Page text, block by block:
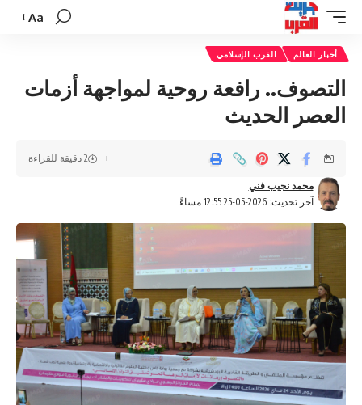
تغيير
Aa
أخبار العالم القرب الإسلامي
التصوف.. رافعة روحية لمواجهة أزمات
العصر الحديث
آخر تحديث: 2026-05-25 12:55 مساءً
محمد نجيب فني
2 دقيقة للقراءة